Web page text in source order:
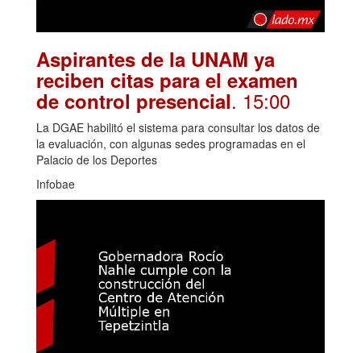
Aspirantes de la UNAM ya
reciben citas para el examen
de control presencial. 15:00
La DGAE habilitó el sistema para consultar los datos de
la evaluación, con algunas sedes programadas en el
Palacio de los Deportes
Infobae